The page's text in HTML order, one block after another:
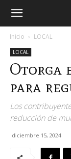
Diario
Tijuana
Inicio LOCAL
LOCAL
Otorga
para
Los
reducción de
diciembre 15, 2024